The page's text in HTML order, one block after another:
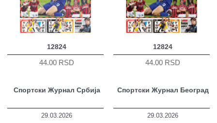
12824
44.00 RSD
12824
44.00 RSD
Спортски Журнал Србија
29.03.2026
Спортски Журнал Београд
29.03.2026